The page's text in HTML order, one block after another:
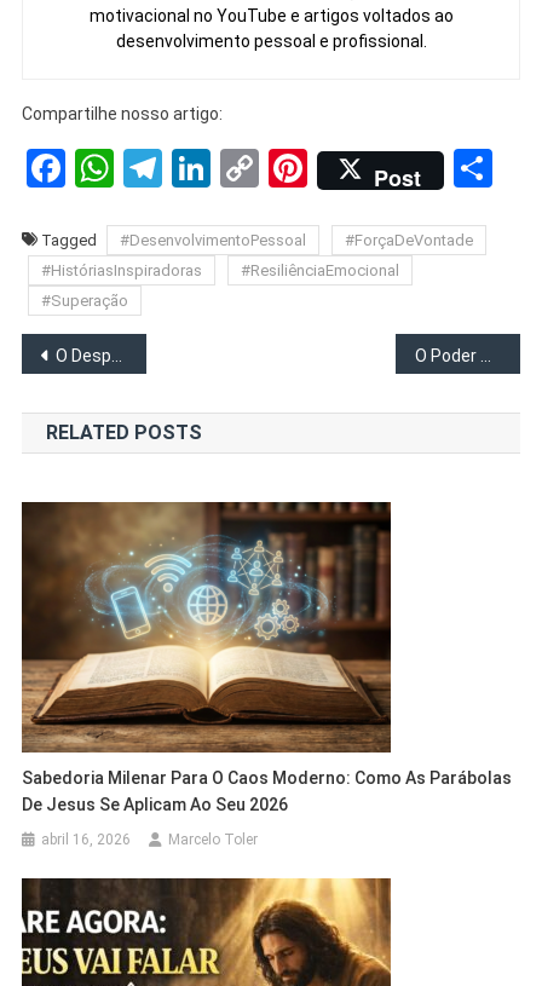
motivacional no YouTube e artigos voltados ao
desenvolvimento pessoal e profissional.
Compartilhe nosso artigo:
Facebook
WhatsApp
Telegram
LinkedIn
CopyPinterest
Post
Tagged #DesenvolvimentoPessoal
#ForçaDeVontade
#HistóriasInspiradoras
#ResiliênciaEmocional
#Superação
Navegação
de
Post
O Despertar da Empatia: O que aprendi com a Crise Humanitária no Sudão
RELATED POSTS
Sabedoria Milenar Para O Caos Moderno: Como As Parábolas
De Jesus Se Aplicam Ao Seu 2026
abril 16, 2026 Marcelo Toler